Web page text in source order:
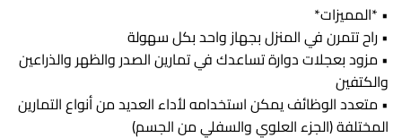
• *المميزات*
• راح تتمرن في المنزل بجهاز واحد بكل سهولة
• مزود بعجلات دوارة تساعدك في تمارين الصدر والظهر والذراعين
والكتفين
• متعدد الوظائف يمكن استخدامه لأداء العديد من أنواع التمارين
المختلفة (الجزء العلوي والسفلي من الجسم)